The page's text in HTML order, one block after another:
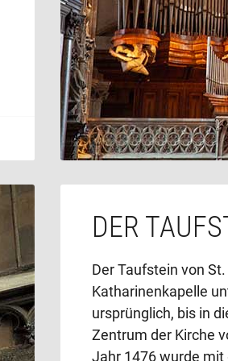
Grabmales:Sakrale
verschmelzen zur
Die Gestalt des
Osten zugewendet,
den Tag der
Zeichen seiner
Wappenschildern
der Tumba
durch hässliches
Sarkophages.
auferstandene
Hausheiligen
Kaisers. Diese
DER
Der Taufstein von
Katharinenkapelle
ursprünglich, bis in
Zentrum der Kirche
Jahr 1476 wurde